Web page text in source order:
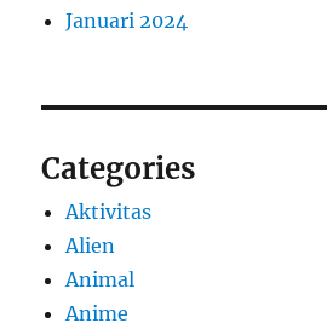
Januari 2024
Categories
Aktivitas
Alien
Animal
Anime